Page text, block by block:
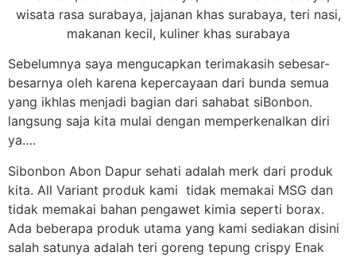
Sebelumnya saya mengucapkan terimakasih sebesar-
besarnya oleh karena kepercayaan dari bunda semua
yang ikhlas menjadi bagian dari sahabat siBonbon.
langsung saja kita mulai dengan memperkenalkan diri
ya….
Sibonbon Abon Dapur sehati adalah merk dari produk
kita. All Variant produk kami tidak memakai MSG dan
tidak memakai bahan pengawet kimia seperti borax.
Ada beberapa produk utama yang kami sediakan disini
salah satunya adalah teri goreng tepung crispy Enak